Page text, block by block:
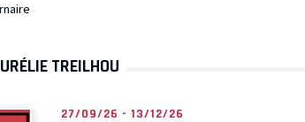
TREILHOU
27/09/26 - 13/12/26